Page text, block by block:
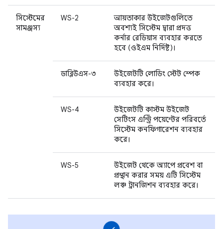
সিস্টেমের
সামঞ্জস্য
WS-2
আয়তাকার উইজেটগুলিতে
অবশ্যই সিস্টেম দ্বারা প্রদত্ত
কর্নার রেডিয়াস ব্যবহার করতে
হবে (ওইএম নির্দিষ্ট)।
ডাব্লিউএস-৩
উইজেটটি লোডিং স্টেট স্পেক
ব্যবহার করে।
WS-4
উইজেটটি কাস্টম উইজেট
সেটিংস এন্ট্রি পয়েন্টের পরিবর্তে
সিস্টেম কনফিগারেশন ব্যবহার
করে।
WS-5
উইজেট থেকে অ্যাপে প্রবেশ বা
প্রস্থান করার সময় এটি সিস্টেম
লঞ্চ ট্রানজিশন ব্যবহার করে।